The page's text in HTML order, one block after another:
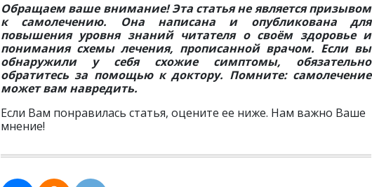
Обращаем ваше внимание! Эта статья не является призывом
к самолечению. Она написана и опубликована для
повышения уровня знаний читателя о своём здоровье и
понимания схемы лечения, прописанной врачом. Если вы
обнаружили у себя схожие симптомы, обязательно
обратитесь за помощью к доктору. Помните: самолечение
может вам навредить.
Если Вам понравилась статья, оцените ее ниже. Нам важно Ваше
мнение!